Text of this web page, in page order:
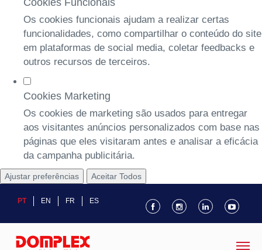
Cookies Funcionais
Os cookies funcionais ajudam a realizar certas
funcionalidades, como compartilhar o conteúdo do site
em plataformas de social media, coletar feedbacks e
outros recursos de terceiros.
Cookies Marketing
Os cookies de marketing são usados para entregar
aos visitantes anúncios personalizados com base nas
páginas que eles visitaram antes e analisar a eficácia
da campanha publicitária.
Ajustar preferências Aceitar Todos
PT EN FR ES